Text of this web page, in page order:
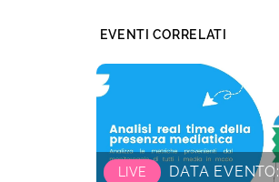
EVENTI CORRELATI
LIVE
DATA EVENTO: